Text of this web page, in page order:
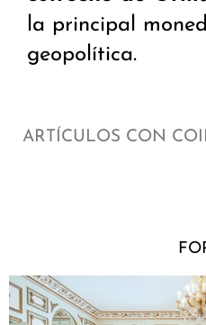
la principal
geopolítica.
ARTÍCULOS CON